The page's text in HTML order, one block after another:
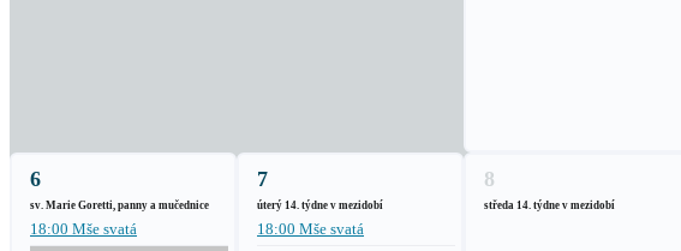
6
sv. Marie Goretti, panny a mučednice
18:00 Mše svatá
7
úterý 14. týdne v mezidobí
18:00 Mše svatá
8
středa 14. týdne v mezidobí